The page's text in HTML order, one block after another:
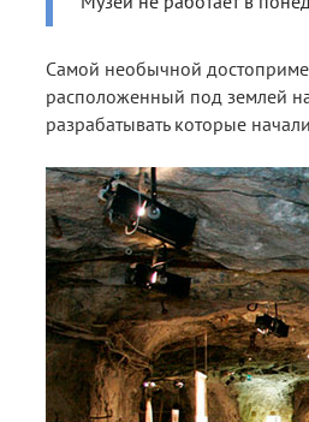
Самой необычной
расположенный под землей
разрабатывать которые